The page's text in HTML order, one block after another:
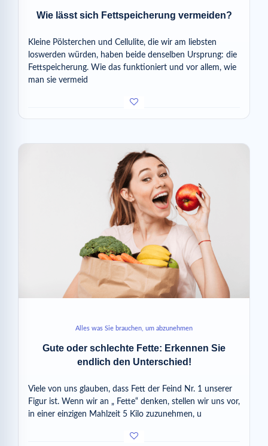
Wie lässt sich Fettspeicherung vermeiden?
Kleine Pölsterchen und Cellulite, die wir am liebsten
loswerden würden, haben beide denselben Ursprung: die
Fettspeicherung. Wie das funktioniert und vor allem, wie
man sie vermeid
Alles was Sie brauchen, um abzunehmen
Gute oder schlechte Fette: Erkennen Sie
endlich den Unterschied!
Viele von uns glauben, dass Fett der Feind Nr. 1 unserer
Figur ist. Wenn wir an „ Fette“ denken, stellen wir uns vor,
in einer einzigen Mahlzeit 5 Kilo zuzunehmen, u